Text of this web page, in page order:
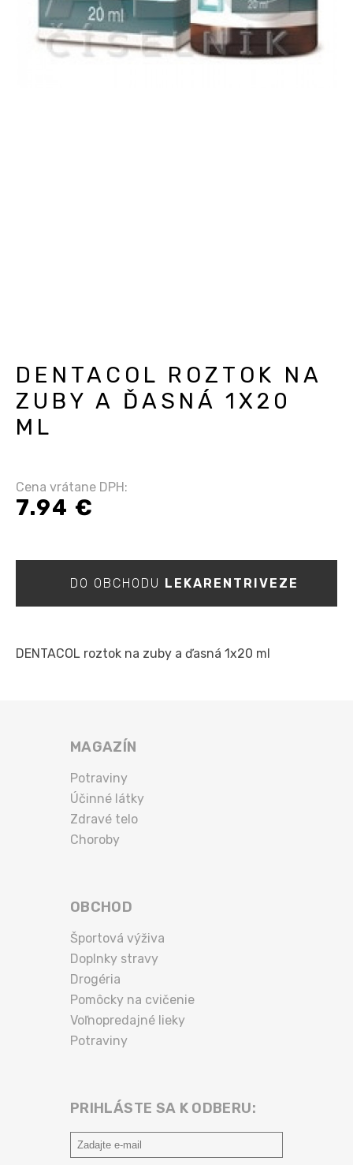
DENTACOL ROZTOK NA
ZUBY A ĎASNÁ 1X20
ML
Cena vrátane DPH:
7.94 €
DO OBCHODU LEKARENTRIVEZE
DENTACOL roztok na zuby a ďasná 1x20 ml
MAGAZÍN
Potraviny
Účinné látky
Zdravé telo
Choroby
OBCHOD
Športová výživa
Doplnky stravy
Drogéria
Pomôcky na cvičenie
Voľnopredajné lieky
Potraviny
PRIHLÁSTE SA K ODBERU: